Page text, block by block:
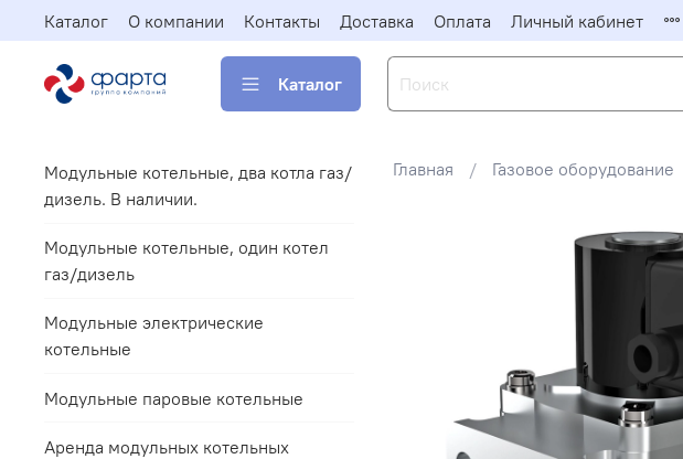
Каталог О компании Контакты Доставка Оплата Личный кабинет
Каталог
Главная Газовое оборудование
Модульные котельные, два котла газ/
дизель. В наличии.
Модульные котельные, один котел
газ/дизель
Модульные электрические
котельные
Модульные паровые котельные
Аренда модульных котельных